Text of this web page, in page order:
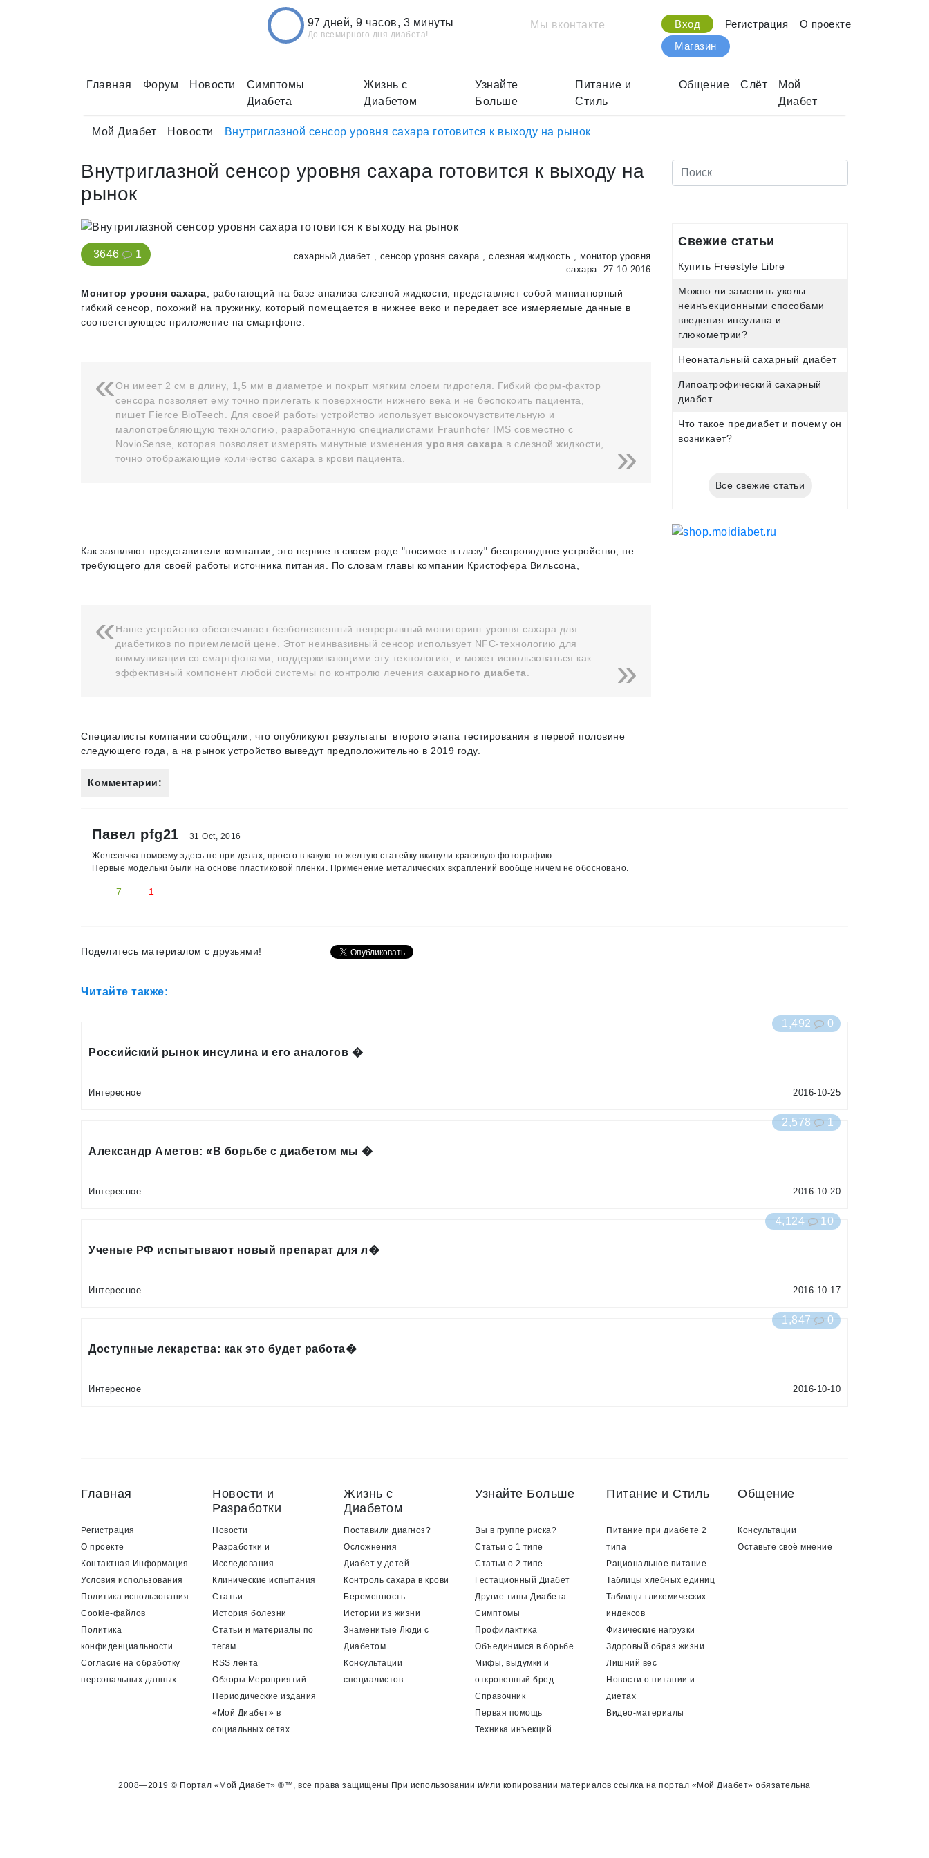
97 дней, 9 часов, 3 минуты
До всемирного дня диабета!
Мы вконтакте Вход Регистрация
О проекте
Магазин
Главная Форум Новости
Симптомы
Диабета
Жизнь с
Диабетом
Узнайте
Больше
Питание и
Стиль
Общение Слёт
Мой
Диабет
Мой Диабет Новости Внутриглазной сенсор уровня сахара готовится к выходу на рынок
Внутриглазной сенсор уровня сахара готовится к выходу на
рынок
3646 1 сахарный диабет , сенсор уровня сахара,слезная жидкость , монитор уровня
сахара
27.10.2016
Монитор уровня сахара , работающий на базе анализа слезной жидкости, представляет собой миниатюрный
гибкий сенсор, похожий на пружинку, который помещается в нижнее веко и передает все измеряемые данные в
соответствующее приложение на смартфоне.
Он имеет 2 см в длину, 1,5 мм в диаметре и покрыт мягким слоем гидрогеля. Гибкий форм-фактор
сенсора позволяет ему точно прилегать к поверхности нижнего века и не беспокоить пациента,
пишет Fierce BioTeech. Для своей работы устройство использует высокочувствительную и
малопотребляющую технологию, разработанную специалистами Fraunhofer IMS совместно с
NovioSense, которая позволяет измерять минутные изменения уровня сахара в слезной жидкости,
точно отображающие количество сахара в крови пациента.
Как заявляют представители компании, это первое в своем роде "носимое в глазу" беспроводное устройство, не
требующего для своей работы источника питания. По словам главы компании Кристофера Вильсона,
Наше устройство обеспечивает безболезненный непрерывный мониторинг уровня сахара для
диабетиков по приемлемой цене. Этот неинвазивный сенсор использует NFC-технологию для
коммуникации со смартфонами, поддерживающими эту технологию, и может использоваться как
эффективный компонент любой системы по контролю лечения сахарного диабета
Специалисты компании сообщили, что опубликуют результаты второго этапа тестирования в первой половине
следующего года, а на рынок устройство выведут предположительно в 2019 году.
Свежие статьи
Купить Freestyle Libre
Можно ли заменить уколы
неинъекционными способами
введения инсулина и
глюкометрии?
Неонатальный сахарный диабет
Липоатрофический сахарный
диабет
Что такое предиабет и почему он
возникает?
Все свежие статьи
Комментарии:
Павел pfg21
31 Oct, 2016
Железячка помоему здесь не при делах, просто в какую-то желтую статейку вкинули красивую фотографию.
Первые модельки были на основе пластиковой пленки. Применение металических вкраплений вообще ничем не обосновано.
7 1
Поделитесь материалом с друзьями!
Читайте также:
1,492 0
Российский рынок инсулина и его аналогов �
Интересное 2016-10-25
2,578 1
Александр Аметов: «В борьбе с диабетом мы �
Интересное 2016-10-20
4,124 10
Ученые РФ испытывают новый препарат для л�
Интересное 2016-10-17
1,847 0
Доступные лекарства: как это будет работа�
Интересное 2016-10-10
Главная
Регистрация
О проекте
Контактная Информация
Условия использования
Политика использования
Cookie-файлов
Политика
конфиденциальности
Согласие на обработку
персональных данных
Новости и
Разработки
Новости
Разработки и
Исследования
Клинические испытания
Статьи
История болезни
Статьи и материалы по
тегам
RSS лента
Обзоры Мероприятий
Периодические издания
«Мой Диабет» в
социальных сетях
Жизнь с
Диабетом
Поставили диагноз?
Осложнения
Диабет у детей
Контроль сахара в крови
Беременность
Истории из жизни
Знаменитые Люди с
Диабетом
Консультации
специалистов
Узнайте Больше
Вы в группе риска?
Статьи о 1 типе
Статьи о 2 типе
Гестационный Диабет
Другие типы Диабета
Симптомы
Профилактика
Объединимся в борьбе
Мифы, выдумки и
откровенный бред
Справочник
Первая помощь
Техника инъекций
Питание и Стиль
Питание при диабете 2
типа
Рациональное питание
Таблицы хлебных единиц
Таблицы гликемических
индексов
Физические нагрузки
Здоровый образ жизни
Лишний вес
Новости о питании и
диетах
Видео-материалы
Общение
Консультации
Оставьте своё мнение
2008—2019 © Портал «Мой Диабет» ®™, все права защищены При использовании и/или копировании материалов ссылка на портал «Мой Диабет» обязательна